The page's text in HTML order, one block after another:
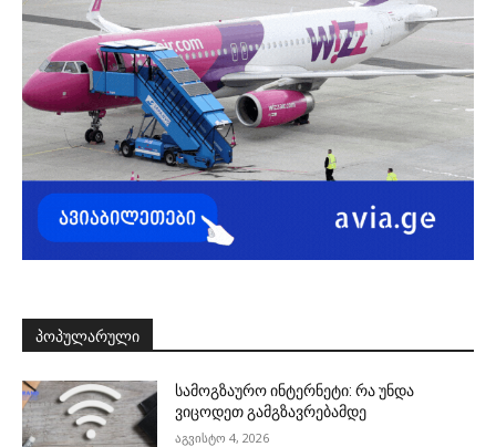
ᲞᲝᲞᲣᲚᲐᲠᲣᲚᲘ
სამოგზაურო ინტერნეტი: რა უნდა
ვიცოდეთ გამგზავრებამდე
აგვისტო 4, 2026